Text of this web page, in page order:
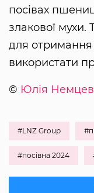
посівах
злакової мухи.
для отримання
використати
© Юлія
#LNZ Group
#посівна 2024